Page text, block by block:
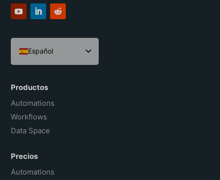
Español
English
Português do Brasil
Français
Productos
Automations
Workflows
Data Space
Precios
Automations